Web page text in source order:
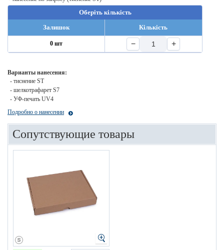
Оберіть кількість
Залишок
Кількість
0 шт − +
Варианты нанесения:
- тиснение ST
- шелкотрафарет S7
- УФ-печать UV4
Подробно о нанесении
Сопутствующие товары